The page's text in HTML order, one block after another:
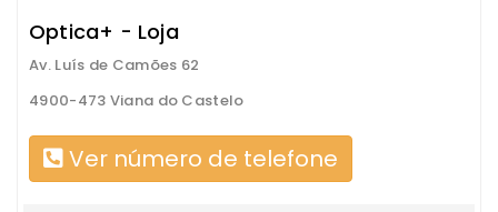
Optica+ - Loja
Av. Luís de Camões 62
4900-473 Viana do Castelo
Ver número de telefone